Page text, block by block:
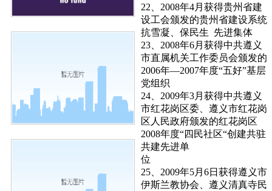
22、2008年4月获得贵州省建
设工会颁发的贵州省建设系统
抗雪凝、保民生 先进集体
23、2008年6月获得中共遵义
市直属机关工作委员会颁发的
2006年—2007年度“五好”基层
党组织
24、2009年3月获得中共遵义
市红花岗区委、遵义市红花岗
区人民政府颁发的红花岗区
2008年度“四民社区“创建共驻
共建先进单
位
25、2009年5月6日获得遵义市
伊斯兰教协会、遵义清真寺民